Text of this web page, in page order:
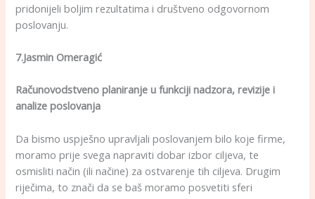
pridonijeli boljim rezultatima i društveno odgovornom
poslovanju.
7.Jasmin Omeragić
Računovodstveno planiranje u funkciji nadzora, revizije i
analize poslovanja
Da bismo uspješno upravljali poslovanjem bilo koje firme,
moramo prije svega napraviti dobar izbor ciljeva, te
osmisliti način (ili načine) za ostvarenje tih ciljeva. Drugim
riječima, to znači da se baš moramo posvetiti sferi